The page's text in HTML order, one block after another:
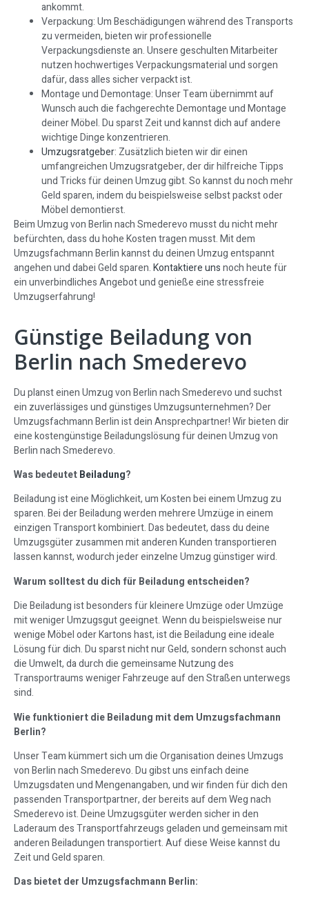
ankommt.
Verpackung: Um Beschädigungen während des Transports
zu vermeiden, bieten wir professionelle
Verpackungsdienste an. Unsere geschulten Mitarbeiter
nutzen hochwertiges Verpackungsmaterial und sorgen
dafür, dass alles sicher verpackt ist.
Montage und Demontage: Unser Team übernimmt auf
Wunsch auch die fachgerechte Demontage und Montage
deiner Möbel. Du sparst Zeit und kannst dich auf andere
wichtige Dinge konzentrieren.
Umzugsratgeber: Zusätzlich bieten wir dir einen
umfangreichen Umzugsratgeber, der dir hilfreiche Tipps
und Tricks für deinen Umzug gibt. So kannst du noch mehr
Geld sparen, indem du beispielsweise selbst packst oder
Möbel demontierst.
Beim Umzug von Berlin nach Smederevo musst du nicht mehr
befürchten, dass du hohe Kosten tragen musst. Mit dem
Umzugsfachmann Berlin kannst du deinen Umzug entspannt
angehen und dabei Geld sparen.Kontaktiere unsnoch heute für
ein unverbindliches Angebot und genieße eine stressfreie
Umzugserfahrung!
Günstige Beiladung von
Berlin nach Smederevo
Du planst einen Umzug von Berlin nach Smederevo und suchst
ein zuverlässiges und günstiges Umzugsunternehmen? Der
Umzugsfachmann Berlin ist dein Ansprechpartner! Wir bieten dir
eine kostengünstige Beiladungslösung für deinen Umzug von
Berlin nach Smederevo.
Was bedeutetBeiladung?
Beiladung ist eine Möglichkeit, um Kosten bei einem Umzug zu
sparen. Bei der Beiladung werden mehrere Umzüge in einem
einzigen Transport kombiniert. Das bedeutet, dass du deine
Umzugsgüter zusammen mit anderen Kunden transportieren
lassen kannst, wodurch jeder einzelne Umzug günstiger wird.
Warum solltest du dich für Beiladung entscheiden?
Die Beiladung ist besonders für kleinere Umzüge oder Umzüge
mit weniger Umzugsgut geeignet. Wenn du beispielsweise nur
wenige Möbel oder Kartons hast, ist die Beiladung eine ideale
Lösung für dich. Du sparst nicht nur Geld, sondern schonst auch
die Umwelt, da durch die gemeinsame Nutzung des
Transportraums weniger Fahrzeuge auf den Straßen unterwegs
sind.
Wie funktioniert die Beiladung mit dem Umzugsfachmann
Berlin?
Unser Team kümmert sich um die Organisation deines Umzugs
von Berlin nach Smederevo. Du gibst uns einfach deine
Umzugsdaten und Mengenangaben, und wir finden für dich den
passenden Transportpartner, der bereits auf dem Weg nach
Smederevo ist. Deine Umzugsgüter werden sicher in den
Laderaum des Transportfahrzeugs geladen und gemeinsam mit
anderen Beiladungen transportiert. Auf diese Weise kannst du
Zeit und Geld sparen.
Das bietet der Umzugsfachmann Berlin: